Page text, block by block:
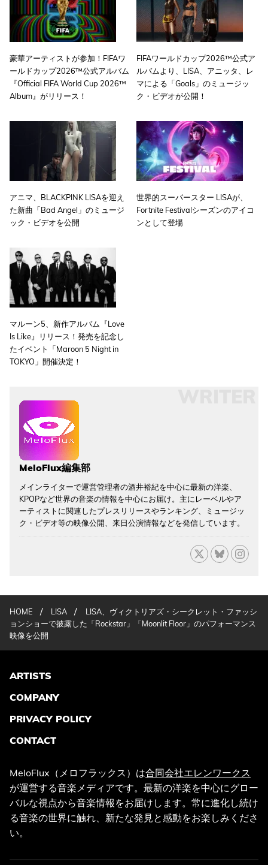
豪華アーティストが参加！FIFAワ
ールドカップ2026™公式アルバム
『Official FIFA World Cup 2026™
Album』がリリース！
FIFAワールドカップ2026™公式ア
ルバムより、LISA、アニッタ、レ
マによる「Goals」のミュージッ
ク・ビデオが公開！
アニマ、BLACKPINK LISAを迎え
た新曲「Bad Angel」のミュージ
ック・ビデオを公開
世界的スーパースター LISAが、
Fortnite Festivalシーズンのアイコ
ンとして登場
マルーン5、新作アルバム『Love
Is Like』リリース！発売を記念し
たイベント「Maroon 5 Night in
TOKYO」開催決定！
MeloFlux編集部
メインライターで運営管理者の酒井裕紀を中心に最新の洋楽、
KPOPなど世界の音楽の情報を中心にお届け。主にレーベルやア
ーティストに関連したプレスリリースやランキング、ミュージッ
ク・ビデオ等の映像公開、来日公演情報などを発信しています。
HOME / LISA /
LISA、ヴィクトリアズ・シークレット・ファッシ
ョンショーで披露した「Rockstar」「Moonlit Floor」のパフォーマンス
映像を公開
ARTISTS
COMPANY
PRIVACY POLICY
CONTACT
MeloFlux（メロフラックス）は合同会社エレンワークス
が運営する音楽メディアです。最新の洋楽を中心にグロー
バルな視点から音楽情報をお届けします。常に進化し続け
る音楽の世界に触れ、新たな発見と感動をお楽しみくださ
い。